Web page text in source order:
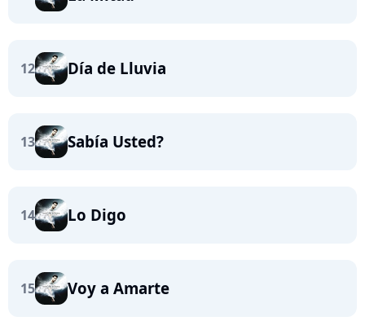
12 Día de Lluvia
13 Sabía Usted?
14 Lo Digo
15 Voy a Amarte